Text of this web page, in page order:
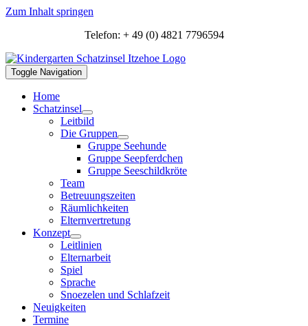
Zum Inhalt springen
Telefon: + 49 (0) 4821 7796594
Toggle Navigation
Home
Schatzinsel
Leitbild
Die Gruppen
Gruppe Seehunde
Gruppe Seepferdchen
Gruppe Seeschildkröte
Team
Betreuungszeiten
Räumlichkeiten
Elternvertretung
Konzept
Leitlinien
Elternarbeit
Spiel
Sprache
Snoezelen und Schlafzeit
Neuigkeiten
Termine